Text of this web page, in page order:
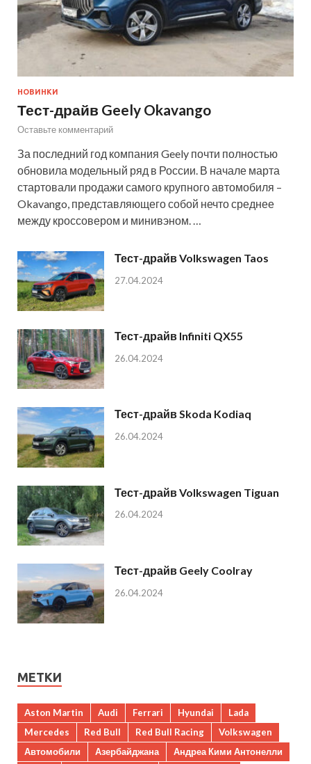
НОВИНКИ
Тест-драйв Geely Okavango
Оставьте комментарий
За последний год компания Geely почти полностью
обновила модельный ряд в России. В начале марта
стартовали продажи самого крупного автомобиля –
Okavango, представляющего собой нечто среднее
между кроссовером и минивэном. …
Тест-драйв Volkswagen Taos
27.04.2024
Тест-драйв Infiniti QX55
26.04.2024
Тест-драйв Skoda Kodiaq
26.04.2024
Тест-драйв Volkswagen Tiguan
26.04.2024
Тест-драйв Geely Coolray
26.04.2024
МЕТКИ
Aston Martin Audi Ferrari Hyundai
Lada
Mercedes
Red Bull Red Bull Racing
Volkswagen
Автомобили
Азербайджана
Андреа Кими Антонелли